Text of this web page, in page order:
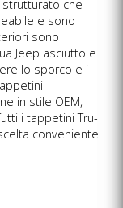
strutturato che
e sono
sono
Jeep asciutto e
lo sporco e i
in stile OEM,
i tappetini Tru-
conveniente